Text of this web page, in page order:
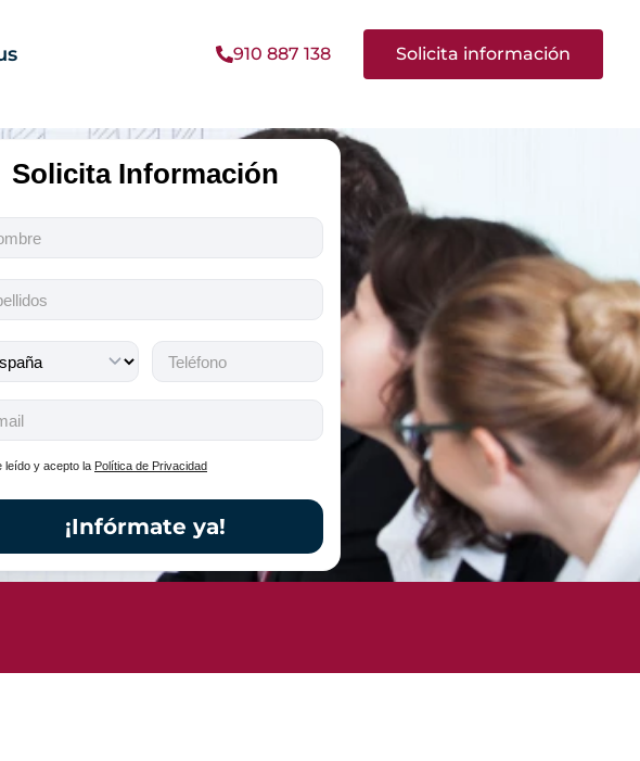
Solicita información
910 887 138
Solicita Información
leído y acepto la Política de Privacidad
¡Infórmate ya!